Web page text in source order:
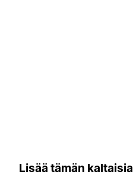
Lisää tämän kaltaisia